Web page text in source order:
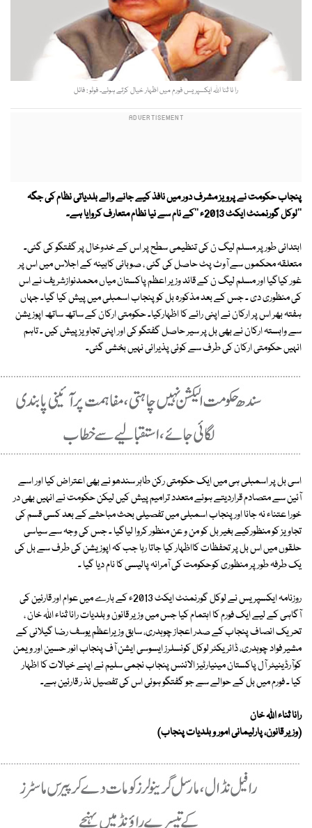
را نا ثنا اللہ ایکسپریس فورم میں اظہار خیال کرتے ہوئے۔ فوٹو : فائل
پنجاب حکومت نے پرویز مشرف دور میں نافذ کیے جانے والے بلدیاتی نظام کی جگہ
''لوکل گورنمنٹ ایکٹ 2013ء ''کے نام سے نیا نظام متعارف کروایا ہے۔
ابتدائی طورپر مسلم لیگ ن کی تنظیمی سطح پر اس کے خدوخال پر گفتگو کی گئی۔
متعلقہ محکموں سے آوٹ پٹ حاصل کی گئی ، صوبائی کابینہ کے اجلاس میں اس پر
غور کیاگیا اور مسلم لیگ ن کے قائد وزیر اعظم پاکستان میاں محمدنوازشریف نے اس
کی منظوری دی ۔ جس کے بعد مذکورہ بل کو پنجاب اسمبلی میں پیش کیا گیا۔ جہاں
ہفتہ بھر اس پر ارکان نے اپنی رائے کا اظہارکیا۔ حکومتی ارکان کے ساتھ ساتھ اپوزیشن
سے وابستہ ارکان نے بھی بل پر سیر حاصل گفتگو کی اور اپنی تجاویز پیش کیں ۔ تاہم
انہیں حکومتی ارکان کی طرف سے کوئی پذیرائی نہیں بخشی گئی۔
اسی بل پر اسمبلی ہی میں ایک حکومتی رکن طاہر سندھو نے بھی اعتراض کیا اور اسے
آئین سے متصادم قراردیتے ہوئے متعدد ترامیم پیش کیں لیکن حکومت نے انہیں بھی در
خورا عتناء نہ جانا اور پنجاب اسمبلی میں تفصیلی بحث مباحثے کے بعد کسی قسم کی
تجاویز کو منظورکیے بغیر بل کو من و عن منظور کروا لیاگیا ۔ جس کی وجہ سے سیاسی
حلقوں میں اس بل پر تحفظات کااظہار کیا جاتا رہا جب کہ اپوزیشن کی طرف سے بل کی
یک طرفہ طور پر منظوری کوحکومت کی آمرانہ پالیسی کا نام دیا گیا ۔
روزنامہ ایکسپریس نے لوکل گورنمنٹ ایکٹ 2013ء کے بارے میں عوام اور قارئین کی
آگاہی کے لیے ایک فورم کا اہتمام کیا جس میں وزیر قانون و بلدیات رانا ثناء اﷲ خان ،
تحریک انصاف پنجاب کے صدر اعجاز چوہدری، سابق وزیراعظم یوسف رضا گیلانی کے
مشیر فواد چوہدری، ڈائریکٹر لوکل کونسلرز ایسوسی ایشن آف پنجاب انور حسین اور ویمن
کوآرڈینیٹر آل پاکستان مینیارٹیز الائنس پنجاب نجمی سلیم نے اپنے خیالات کا اظہار
کیا ۔ فورم میں بل کے حوالے سے جو گفتگو ہوئی اس کی تفصیل نذ ر قارئین ہے۔
رانا ثناء اﷲ خان
(وزیر قانون، پارلیمانی امور و بلدیات پنجاب)